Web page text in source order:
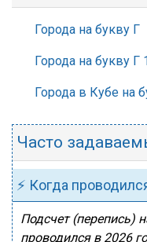
Города на букву Г
Города на букву Г
Города в Кубе на
Часто
⚡ Когда
Подсчет (перепись)
проводился в 2026